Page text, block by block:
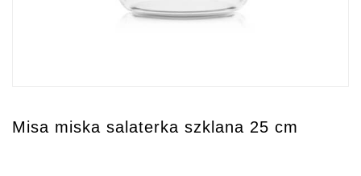
Misa miska salaterka szklana 25 cm